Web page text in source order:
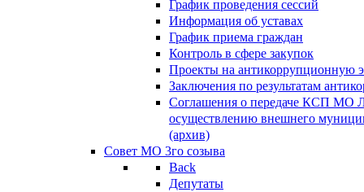
График проведения сессий
Информация об уставах
График приема граждан
Контроль в сфере закупок
Проекты на антикоррупционную
Заключения по результатам
Соглашения о передаче КСП МО
осуществлению внешнего
(архив)
Совет МО 3го созыва
Back
Депутаты